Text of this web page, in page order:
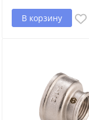
В корзину